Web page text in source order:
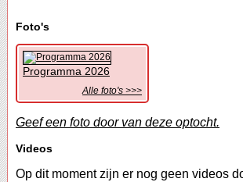
Foto's
Programma 2026
Alle foto's >>>
Geef een foto door van deze optocht.
Videos
Op dit moment zijn er nog geen videos